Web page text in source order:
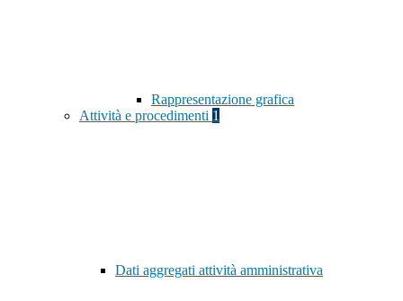
Rappresentazione grafica
Attività e procedimenti 1
Dati aggregati attività amministrativa